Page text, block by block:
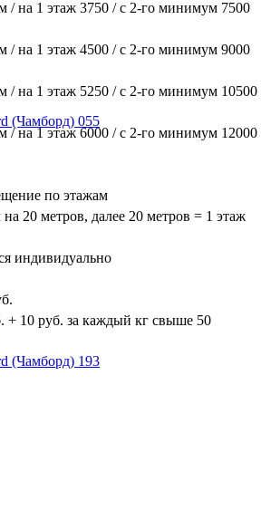
/ на 1 этаж 3750 / с 2-го минимум 7500
/ на 1 этаж 4500 / с 2-го минимум 9000
/ на 1 этаж 5250 / с 2-го минимум 10500
/ на 1 этаж 6000 / с 2-го минимум 12000
по этажам
20 метров, далее 20 метров = 1 этаж
индивидуально
+ 10 руб. за каждый кг свыше 50
(Чамборд) 055
(Чамборд) 193